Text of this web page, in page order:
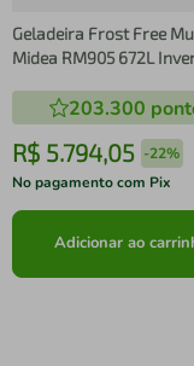
Geladeira Frost Free
Midea RM905 672L
203.300
R$ 5.794,05 -22%
No pagamento com Pix
Adicionar ao